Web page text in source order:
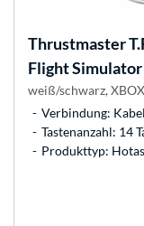
Thrustmaster
Flight
weiß/schwarz,
Verbindung: Kabel
Tastenanzahl: 14
Produkttyp: Hotas